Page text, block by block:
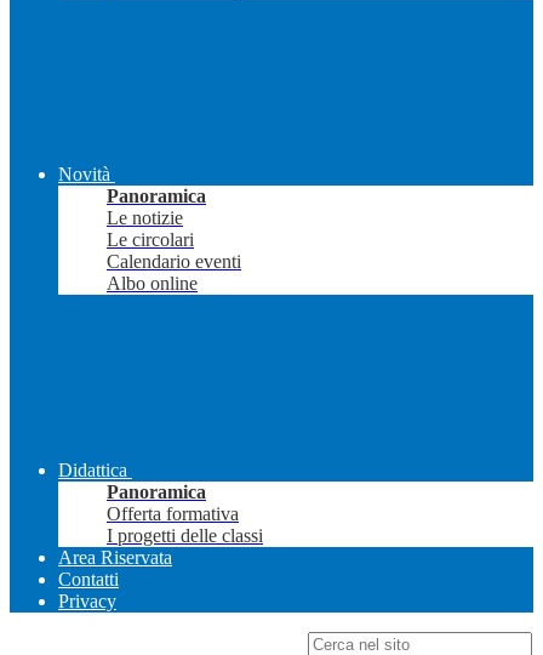
Novità
Panoramica
Le notizie
Le circolari
Calendario eventi
Albo online
Didattica
Panoramica
Offerta formativa
I progetti delle classi
Area Riservata
Contatti
Privacy